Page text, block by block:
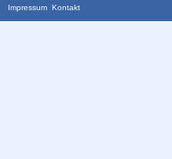
Impressum Kontakt